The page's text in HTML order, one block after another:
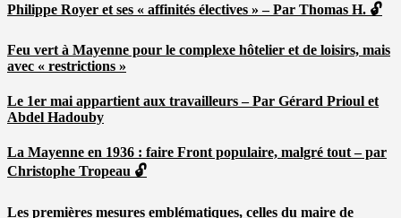
Philippe Royer et ses « affinités électives » – Par Thomas H. 🔓
Feu vert à Mayenne pour le complexe hôtelier et de loisirs, mais
avec « restrictions »
Le 1er mai appartient aux travailleurs – Par Gérard Prioul et
Abdel Hadouby
La Mayenne en 1936 : faire Front populaire, malgré tout – par
Christophe Tropeau 🔓
Les premières mesures emblématiques, celles du maire de